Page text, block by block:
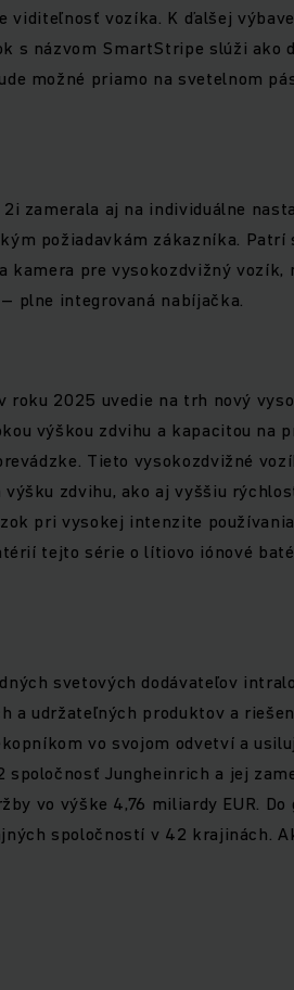
viditeľnosť vozíka. K ďalšej
s názvom SmartStripe slúži ako
možné priamo na svetelnom
zamerala aj na individuálne
požiadavkám zákazníka. Patrí
kamera pre vysokozdvižný vozík,
plne integrovaná nabíjačka.
2025 uvedie na trh nový
výškou zdvihu a kapacitou na
Tieto vysokozdvižné
zdvihu, ako aj vyššiu
pri vysokej intenzite
tejto série o lítiovo iónové
svetových dodávateľov
a udržateľných produktov a
vo svojom odvetví a
spoločnosť Jungheinrich a jej
vo výške 4,76 miliardy EUR.
spoločností v 42 krajinách.